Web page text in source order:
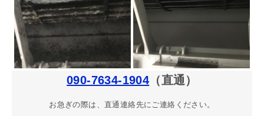
090-7634-1904 （直通）
お急ぎの際は、直通連絡先にご連絡ください。